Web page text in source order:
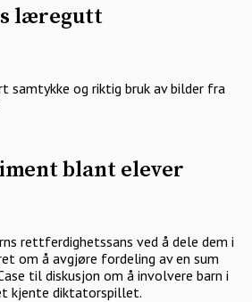
læregutt
samtykke og riktig bruk av bilder fra
blant elever
rettferdighetssans ved å dele dem i
om å avgjøre fordeling av en sum
til diskusjon om å involvere barn i
kjente diktatorspillet.